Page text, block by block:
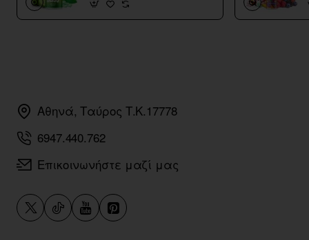
Αθηνά, Ταύρος Τ.Κ.17778
6947.440.762
Επικοινωνήστε μαζί μας